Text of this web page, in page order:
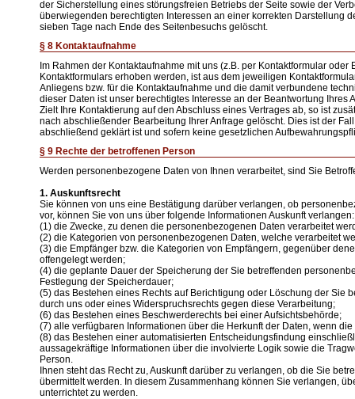
der Sicherstellung eines störungsfreien Betriebs der Seite sowie der
überwiegenden berechtigten Interessen an einer korrekten Darstellung
sieben Tage nach Ende des Seitenbesuchs gelöscht.
§ 8 Kontaktaufnahme
Im Rahmen der Kontaktaufnahme mit uns (z.B. per Kontaktformular
Kontaktformulars erhoben werden, ist aus dem jeweiligen
Anliegens bzw. für die Kontaktaufnahme und die damit verbundene
dieser Daten ist unser berechtigtes Interesse an der Beantwortung Ihres
Zielt Ihre Kontaktierung auf den Abschluss eines Vertrages ab, so ist
nach abschließender Bearbeitung Ihrer Anfrage gelöscht. Dies ist der
abschließend geklärt ist und sofern keine gesetzlichen
§ 9 Rechte der betroffenen Person
Werden personenbezogene Daten von Ihnen verarbeitet, sind Sie
1. Auskunftsrecht
Sie können von uns eine Bestätigung darüber verlangen, ob
vor, können Sie von uns über folgende Informationen Auskunft verlangen:
(1) die Zwecke, zu denen die personenbezogenen Daten verarbeitet
(2) die Kategorien von personenbezogenen Daten, welche verarbeitet
(3) die Empfänger bzw. die Kategorien von Empfängern, gegenüber
offengelegt werden;
(4) die geplante Dauer der Speicherung der Sie betreffenden
Festlegung der Speicherdauer;
(5) das Bestehen eines Rechts auf Berichtigung oder Löschung der Sie
durch uns oder eines Widerspruchsrechts gegen diese Verarbeitung;
(6) das Bestehen eines Beschwerderechts bei einer Aufsichtsbehörde;
(7) alle verfügbaren Informationen über die Herkunft der Daten, wenn
(8) das Bestehen einer automatisierten Entscheidungsfindung
aussagekräftige Informationen über die involvierte Logik sowie die
Person.
Ihnen steht das Recht zu, Auskunft darüber zu verlangen, ob die Sie
übermittelt werden. In diesem Zusammenhang können Sie verlangen,
unterrichtet zu werden.